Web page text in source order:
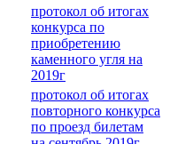
протокол об итогах
конкурса по
приобретению
каменного угля на
2019г
протокол об итогах
повторного конкурса
по проезд билетам